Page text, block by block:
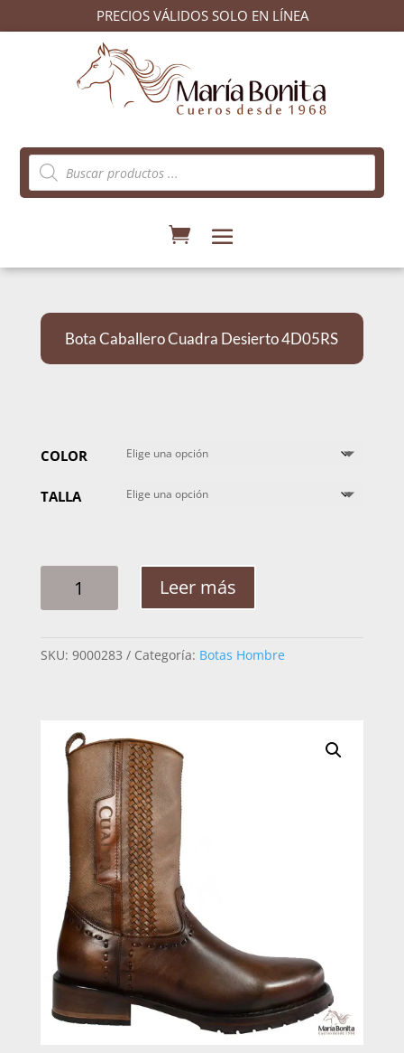
PRECIOS VÁLIDOS SOLO EN LÍNEA
Búsqueda
de
productos
Bota Caballero Cuadra Desierto 4D05RS
COLOR
TALLA
CABALLERO
4D05RS
Leer más
SKU: 9000283 Categoría: Botas Hombre